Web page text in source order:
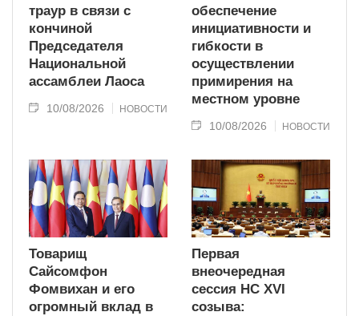
траур в связи с
кончиной
Председателя
Национальной
ассамблеи Лаоса
10/08/2026 НОВОСТИ
обеспечение
инициативности и
гибкости в
осуществлении
примирения на
местном уровне
10/08/2026 НОВОСТИ
Товарищ
Сайсомфон
Фомвихан и его
огромный вклад в
Первая
внеочередная
сессия НС XVI
созыва: